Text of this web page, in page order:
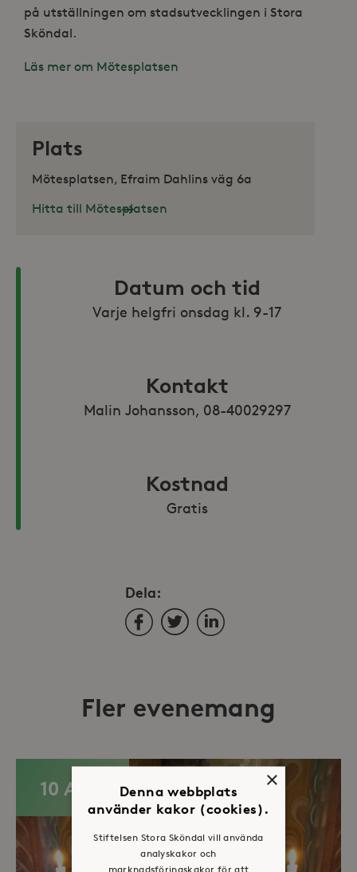
på utställningen om stadsutvecklingen i Stora
Sköndal.
Läs mer om Mötesplatsen
Plats
Mötesplatsen, Efraim Dahlins väg 6a
Hitta till Mötesplatsen
Datum och tid
Varje helgfri onsdag kl. 9-17
Kontakt
Malin Johansson, 08-40029297
Kostnad
Gratis
Dela:
FacebookTwitterLinkedIn
Fler evenemang
10 AUG ×
Denna webbplats
använder kakor (cookies).
Stiftelsen Stora Sköndal vill använda
analyskakor och
marknadsföringskakor för att